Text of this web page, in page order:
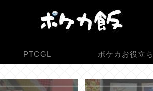
PTCGL ポケカお役立ち